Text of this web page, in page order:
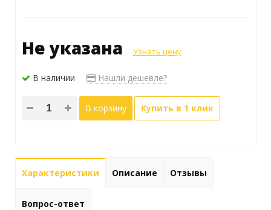
Не указана Узнать цену
В наличии Нашли дешевле?
В корзину Купить в 1 клик
Характеристики Описание Отзывы
Вопрос-ответ